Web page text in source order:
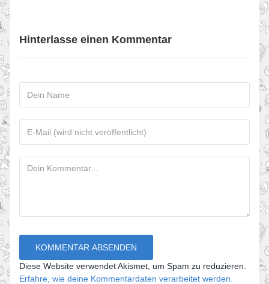
Hinterlasse einen Kommentar
Diese Website verwendet Akismet, um Spam zu reduzieren.
Erfahre, wie deine Kommentardaten verarbeitet werden.